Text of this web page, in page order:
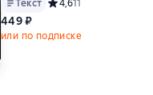
Текст Средний рейтинг 4,6
4,611
449 ₽
или по подписке